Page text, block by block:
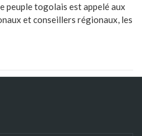
peuple togolais est appelé aux
et conseillers régionaux, les